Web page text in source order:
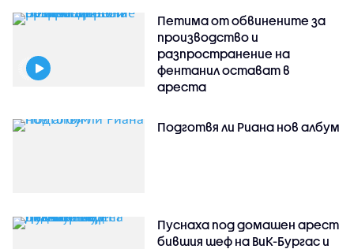
Петима от обвинените за
производство и
разпространение на
фентанил остават в
ареста
Подготвя ли Риана нов албум
Пуснаха под домашен арест
бившия шеф на ВиК-Бургас и